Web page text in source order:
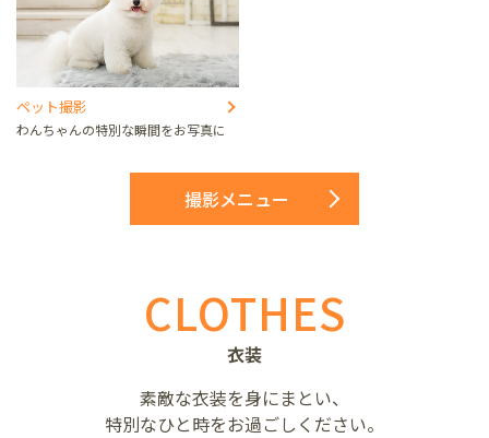
ペット撮影
わんちゃんの特別な瞬間をお写真に
撮影メニュー
CLOTHES
衣装
素敵な衣装を身にまとい、
特別なひと時をお過ごしください。